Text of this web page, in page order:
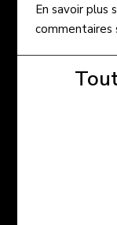
En savoir plus